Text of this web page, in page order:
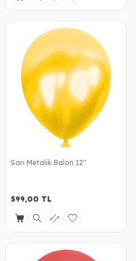
Sarı Metalik Balon 12"
599,00 TL